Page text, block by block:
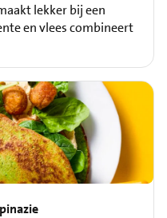
lekker bij een
en vlees combineert